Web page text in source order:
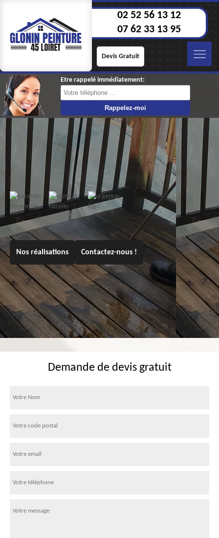
02 52 56 13 12
07 62 33 13 95
Devis Gratuit
Etre rappelé immédiatement:
Nos réalisations Contactez-nous !
Demande de devis gratuit